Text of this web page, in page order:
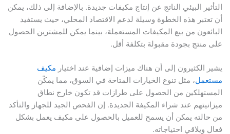
التأثير البيئي الناتج عن إنتاج مكيفات جديدة. بالإضافة إلى ذلك، يمكن
أن تعتبر هذه الخطوة وسيلة لدعم الاقتصاد المحلي، حيث يستفيد
البائعون من بيع المكيفات المستعملة، بينما يمكن للمشترين الحصول
على منتج بجودة مقبولة بتكلفة أقل.
يشير الكثيرون إلى أن هناك ميزات إضافية عند اختيار مكيف
مستعمل، مثل تنوع الخيارات المتاحة في السوق، مما يمكّن
المستهلكين من الحصول على طرازات قد تكون خارج نطاق
ميزانيتهم عند شراء المكيفة الجديدة. إن الفحص الجيد للجهاز والتأكد
من حالته يمكن أن يسمح للعميل بالحصول على مكيف يعمل بشكل
فعال ويلاقي احتياجاته.